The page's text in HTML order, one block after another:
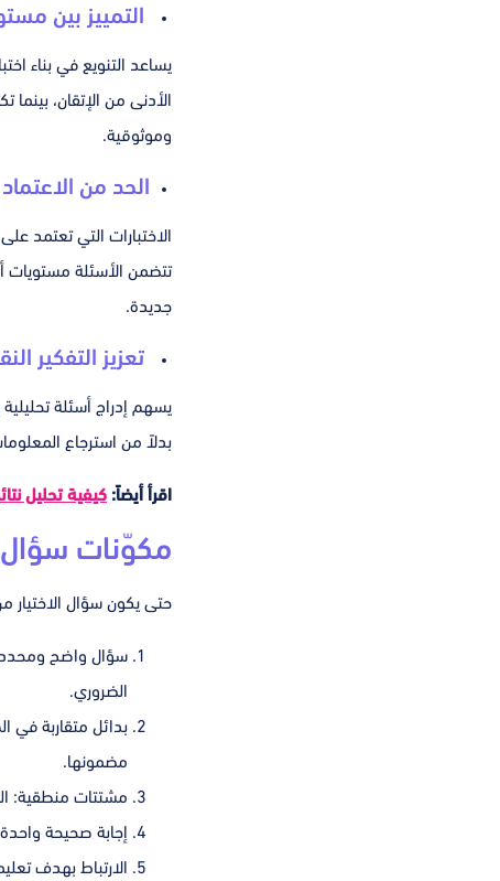
التمييز بين
يساعد التنويع في بناء
الأدنى من الإتقان،
وموثوقية.
الحد من
الاختبارات التي
تتضمن الأسئلة مستويات
جديدة.
تعزيز التفكير
يسهم إدراج أسئلة
بدلاً من استرجاع
اقرأ أيضاً: كيفية تحليل
مكوّنات سؤال
حتى يكون سؤال الاختيار
سؤال واضح ومحدد:
الضروري.
بدائل متقاربة في
مضمونها.
مشتتات منطقية:
إجابة صحيحة
الارتباط بهدف